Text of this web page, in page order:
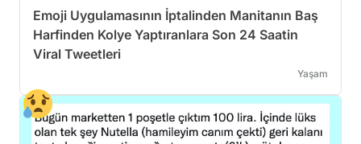
Emoji Uygulamasının İptalinden Manitanın Baş
Harfinden Kolye Yaptıranlara Son 24 Saatin
Viral Tweetleri
Yaşam